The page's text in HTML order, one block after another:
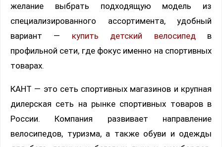
желание выбрать подходящую модель из
специализированного ассортимента, удобный
вариант — купить детский велосипедв
профильной сети, где фокус именно на спортивных
товарах.
КАНТ — это сеть спортивных магазинов и крупная
дилерская сеть на рынке спортивных товаров в
России. Компания развивает направление
велосипедов, туризма, а также обуви и одежды